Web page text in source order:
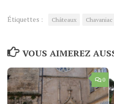
Étiquettes : Châteaux Chavaniac
VOUS AIMEREZ
0